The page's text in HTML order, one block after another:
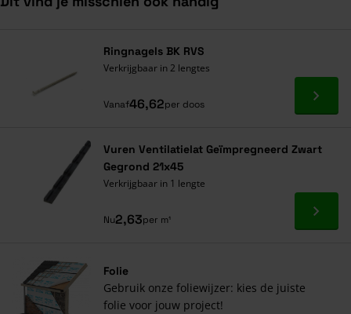
Ringnagels BK RVS
Verkrijgbaar in 2 lengtes
Vanaf46,62per doos Ga
Vuren Ventilatielat Geïmpregneerd Zwart
Gegrond 21x45
Verkrijgbaar in 1 lengte
Nu2,63per m¹ Ga
Folie
Gebruik onze foliewijzer: kies de juiste
folie voor jouw project!